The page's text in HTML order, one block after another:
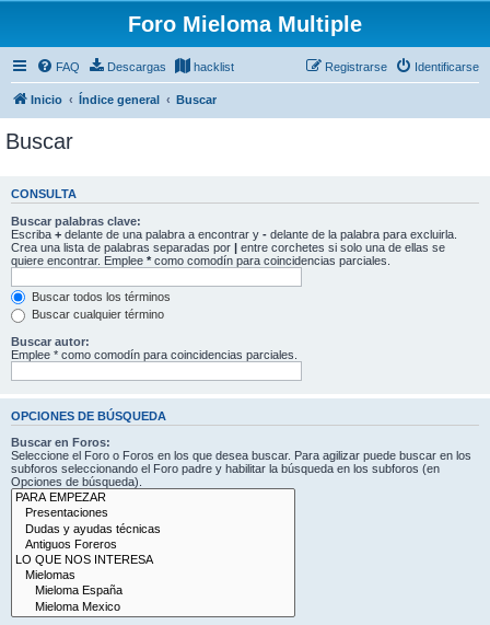
Foro Mieloma Multiple
FAQ Descargas hacklist Identificarse
Registrarse
Inicio Índice general Buscar
Buscar
CONSULTA
Buscar palabras clave:
Escriba + delante de una palabra a encontrar y - delante de la palabra para excluirla.
Crea una lista de palabras separadas por | entre corchetes si solo una de ellas se
quiere encontrar. Emplee * como comodín para coincidencias parciales.
Buscar todos los términos
Buscar cualquier término
Buscar autor:
Emplee * como comodín para coincidencias parciales.
OPCIONES DE BÚSQUEDA
Buscar en Foros:
Seleccione el Foro o Foros en los que desea buscar. Para agilizar puede buscar en los
subforos seleccionando el Foro padre y habilitar la búsqueda en los subforos (en
Opciones de búsqueda).